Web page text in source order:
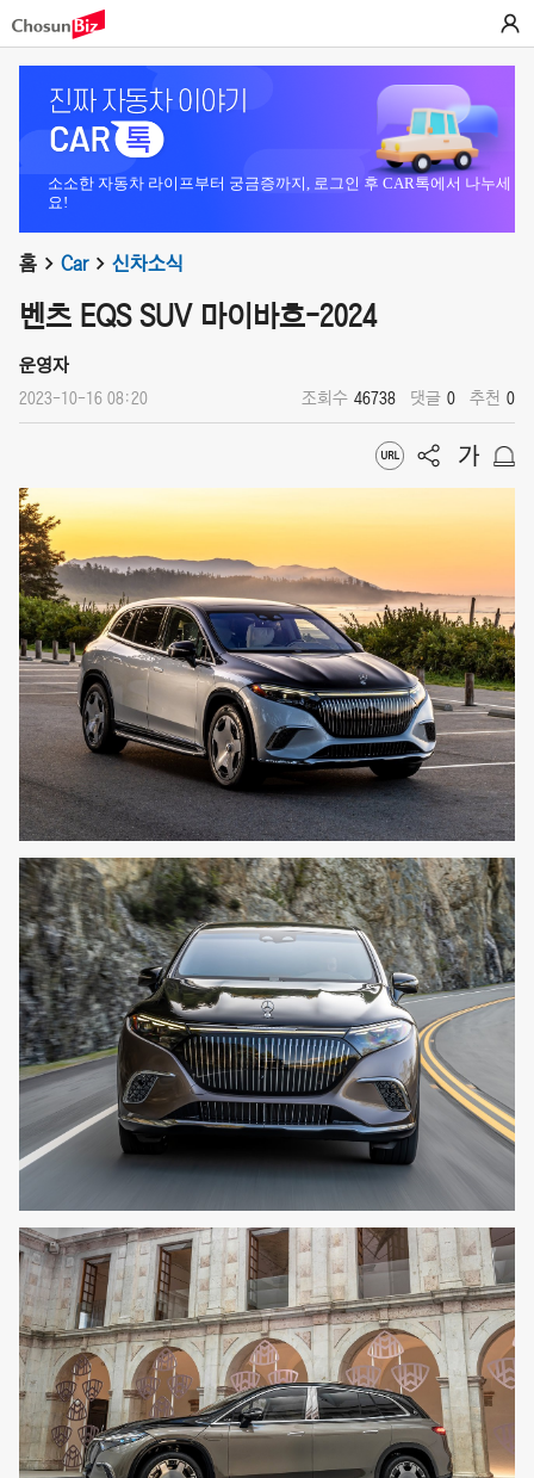
소소한 자동차 라이프부터 궁금증까지, 로그인 후 CAR톡에서 나누세
요!
홈 Car 신차소식
벤츠 EQS SUV 마이바흐-2024
운영자
2023-10-16 08:20 조회수 46738 댓글 0 추천 0